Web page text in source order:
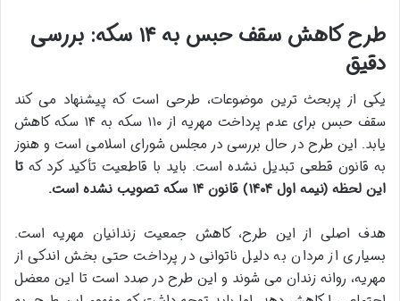
طرح کاهش سقف حبس به ۱۴ سکه: بررسی
دقیق
یکی از پربحث ترین موضوعات، طرحی است که پیشنهاد می کند
سقف حبس برای عدم پرداخت مهریه از ۱۱۰ سکه به ۱۴ سکه کاهش
یابد. این طرح در حال بررسی در مجلس شورای اسلامی است و هنوز
به قانون قطعی تبدیل نشده است. باید با قاطعیت تأکید کرد که تا
این لحظه (نیمه اول ۱۴۰۴) قانون ۱۴ سکه تصویب نشده است.
هدف اصلی از این طرح، کاهش جمعیت زندانیان مهریه است.
بسیاری از مردان به دلیل ناتوانی در پرداخت حتی بخش اندکی از
مهریه، روانه زندان می شوند و این طرح در صدد است تا این معضل